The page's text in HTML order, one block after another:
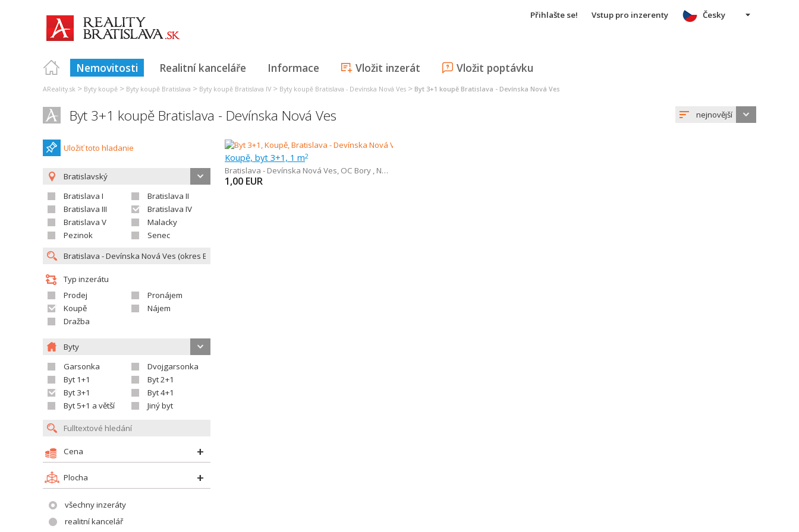
Přihlašte se! Vstup pro inzerenty
Nemovitosti Realitní kanceláře Informace Vložit inzerát Vložit poptávku
Česky
AReality.sk > Byty koupě > Byty koupě Bratislava > Byty koupě Bratislava IV > Byty koupě Bratislava - Devínska Nová Ves > Byt 3+1 koupě Bratislava - Devínska Nová Ves
Byt 3+1 koupě Bratislava - Devínska Nová Ves nejnovější
Uložiť toto hladanie
Bratislavský
Bratislava I
Bratislava II
Bratislava III
Bratislava IV
Bratislava V
Malacky
Pezinok
Senec
Typ inzerátu
Prodej
Pronájem
Koupě
Nájem
Dražba
Byty
Garsonka
Dvojgarsonka
Byt 1+1
Byt 2+1
Byt 3+1
Byt 4+1
Byt 5+1 a větší
Jiný byt
Cena
Plocha
všechny inzeráty
realitní kancelář
Koupě, byt 3+1, 1 m2
Bratislava - Devínska Nová Ves, OC Bory , Nemocnica Bory
1,00 EUR